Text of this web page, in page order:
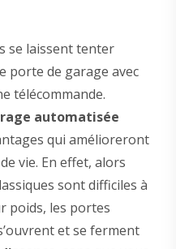
se laissent tenter
porte de garage avec
télécommande.
automatisée
qui amélioreront
vie. En effet, alors
sont difficiles à
poids, les portes
et se ferment